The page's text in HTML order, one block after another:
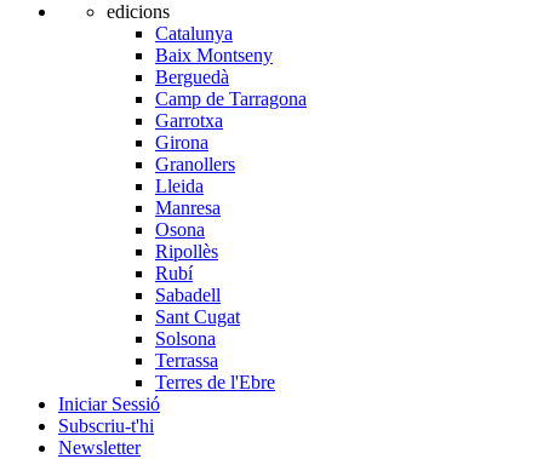
edicions
Catalunya
Baix Montseny
Berguedà
Camp de Tarragona
Garrotxa
Girona
Granollers
Lleida
Manresa
Osona
Ripollès
Rubí
Sabadell
Sant Cugat
Solsona
Terrassa
Terres de l'Ebre
Iniciar Sessió
Subscriu-t'hi
Newsletter